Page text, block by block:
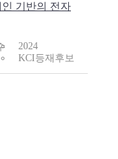
기반의 전자
2024
KCI등재후보